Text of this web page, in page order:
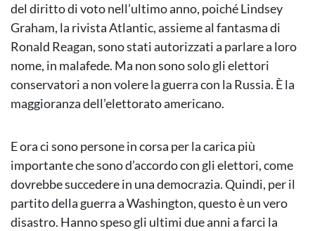
del diritto di voto nell’ultimo anno, poiché Lindsey
Graham, la rivista Atlantic, assieme al fantasma di
Ronald Reagan, sono stati autorizzati a parlare a loro
nome, in malafede. Ma non sono solo gli elettori
conservatori a non volere la guerra con la Russia. È la
maggioranza dell’elettorato americano.
E ora ci sono persone in corsa per la carica più
importante che sono d’accordo con gli elettori, come
dovrebbe succedere in una democrazia. Quindi, per il
partito della guerra a Washington, questo è un vero
disastro. Hanno speso gli ultimi due anni a farci la